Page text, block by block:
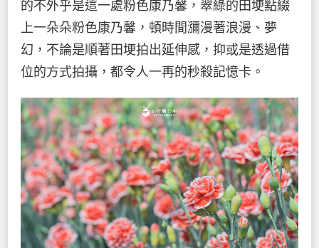
的不外乎是這一處粉色康乃馨，翠綠的田埂點綴
上一朵朵粉色康乃馨，頓時間瀰漫著浪漫、夢
幻，不論是順著田埂拍出延伸感，抑或是透過借
位的方式拍攝，都令人一再的秒殺記憶卡。